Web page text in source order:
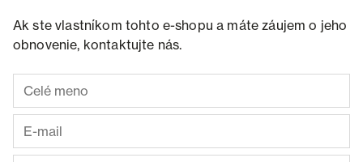
Ak ste vlastníkom tohto e-shopu a máte záujem o jeho
obnovenie, kontaktujte nás.